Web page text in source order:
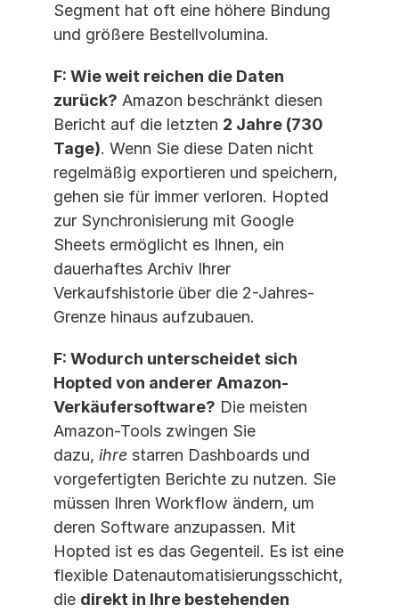
Segment hat oft eine höhere Bindung
und größere Bestellvolumina.
F: Wie weit reichen die Daten
zurück? Amazon beschränkt diesen
Bericht auf die letzten 2 Jahre (730
Tage). Wenn Sie diese Daten nicht
regelmäßig exportieren und speichern,
gehen sie für immer verloren. Hopted
zur Synchronisierung mit Google
Sheets ermöglicht es Ihnen, ein
dauerhaftes Archiv Ihrer
Verkaufshistorie über die 2-Jahres-
Grenze hinaus aufzubauen.
F: Wodurch unterscheidet sich
Hopted von anderer Amazon-
Verkäufersoftware? Die meisten
Amazon-Tools zwingen Sie
dazu, ihre starren Dashboards und
vorgefertigten Berichte zu nutzen. Sie
müssen Ihren Workflow ändern, um
deren Software anzupassen. Mit
Hopted ist es das Gegenteil. Es ist eine
flexible Datenautomatisierungsschicht,
die direkt in Ihre bestehenden